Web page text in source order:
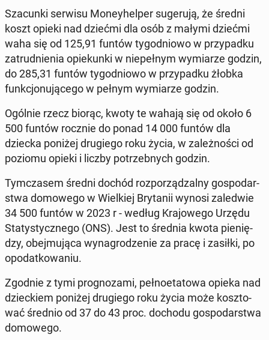
Sza­cun­ki serwisu Mo­ney­hel­per su­ge­ru­ją, że średni
koszt opieki nad dziećmi dla osób z małymi dziećmi
waha się od 125,91 funtów ty­go­dnio­wo w przy­pad­ku
za­trud­nie­nia opie­kun­ki w nie­peł­nym wy­mia­rze godzin,
do 285,31 funtów ty­go­dnio­wo w przy­pad­ku żłobka
funk­cjo­nu­ją­ce­go w pełnym wy­mia­rze godzin.
Ogólnie rzecz biorąc, kwoty te wahają się od około 6
500 funtów rocznie do ponad 14 000 funtów dla
dziecka poniżej dru­gie­go roku życia, w za­leż­no­ści od
poziomu opieki i liczby po­trzeb­nych godzin.
Tym­cza­sem średni dochód roz­po­rzą­dzal­ny go­spo­dar­
stwa do­mo­we­go w Wiel­kiej Bry­ta­nii wynosi za­le­d­wie
34 500 funtów w 2023 r - według Kra­jo­we­go Urzędu
Sta­ty­stycz­ne­go (ONS). Jest to średnia kwota pie­nię­
dzy, obej­mu­ją­ca wy­na­gro­dze­nie za pracę i zasiłki, po
opo­dat­ko­wa­niu.
Zgodnie z tymi pro­gno­za­mi, peł­no­eta­to­wa opieka nad
dziec­kiem poniżej dru­gie­go roku życia może kosz­to­
wać średnio od 37 do 43 proc. dochodu go­spo­dar­stwa
do­mo­we­go.